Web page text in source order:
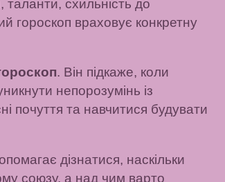
таланти, схильність до
гороскоп враховує конкретну
. Він підкаже, коли
непорозумінь із
почуття та навчитися будувати
дізнатися, наскільки
союзу, а над чим варто